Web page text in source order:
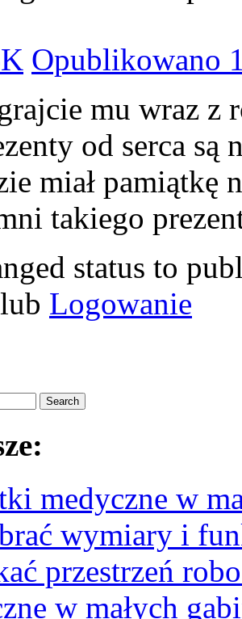
Opublikowano
mu wraz
od serca są
miał pamiątkę
takiego
status to
lub Logowanie
w małych